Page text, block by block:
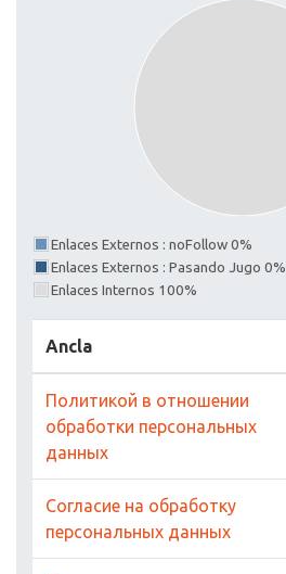
Enlaces Externos : noFollow 0%
Enlaces Externos : Pasando Jugo 0%
Enlaces Internos 100%
Ancla
Политикой в отношении
обработки персональных
данных
Согласие на обработку
персональных данных